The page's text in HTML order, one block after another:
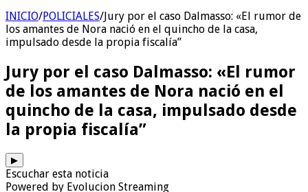
INICIO/POLICIALES/ Jury por el caso Dalmasso: «El rumor de
los amantes de Nora nació en el quincho de la casa,
impulsado desde la propia fiscalía”
Jury por el caso Dalmasso: «El rumor
de los amantes de Nora nació en el
quincho de la casa, impulsado desde
la propia fiscalía”
▶
Escuchar esta noticia
Powered by Evolucion Streaming